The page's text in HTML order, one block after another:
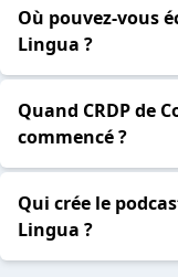
Où pouvez-vous
Lingua ?
Quand CRDP de
commencé ?
Qui crée le
Lingua ?